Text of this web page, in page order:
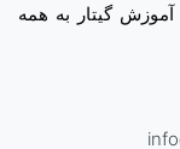
گیتار به همه